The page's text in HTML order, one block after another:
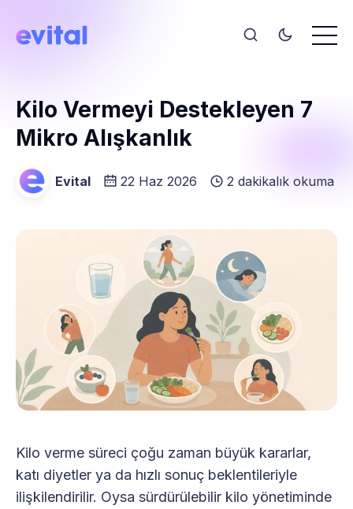
Kilo Vermeyi Destekleyen 7
Mikro Alışkanlık
Evital 22 Haz 2026 2 dakikalık okuma
Kilo verme süreci çoğu zaman büyük kararlar,
katı diyetler ya da hızlı sonuç beklentileriyle
ilişkilendirilir. Oysa sürdürülebilir kilo yönetiminde